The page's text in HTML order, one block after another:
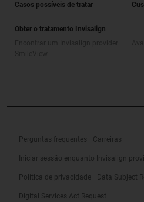
Casos possíveis de tratar
Obter o tratamento Invisalign
Perguntas frequentes Carreiras
Iniciar sessão enquanto Invisalign
Política de privacidade Data Subject
Digital Services Act Request